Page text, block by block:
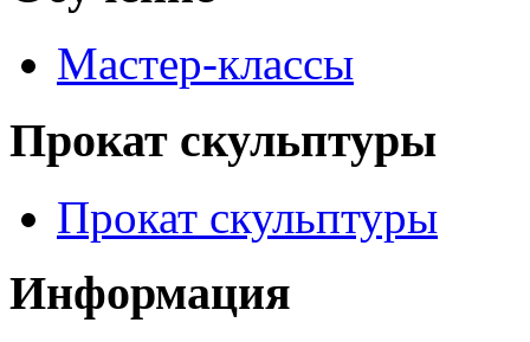
Мастер-классы
Прокат скульптуры
Прокат скульптуры
Информация